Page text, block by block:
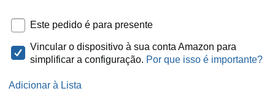
Este pedido é para presente
Vincular o dispositivo à sua conta Amazon para
simplificar a configuração. Por que isso é importante?
Adicionar à Lista